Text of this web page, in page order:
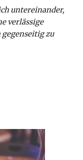
untereinander,
verlässige
gegenseitig zu